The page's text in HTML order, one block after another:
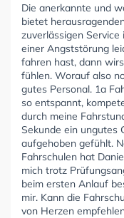
Die anerkannte und
bietet
zuverlässigen
einer Angststörung
fahren hast, dann
fühlen. Worauf also
gutes Personal. 1a
so entspannt,
durch meine
Sekunde ein ungutes
aufgehoben gefühlt.
Fahrschulen hat
mich trotz
beim ersten Anlauf
mir. Kann die
von Herzen